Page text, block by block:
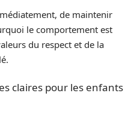
de maintenir
le comportement est
du respect et de la
claires pour les enfants